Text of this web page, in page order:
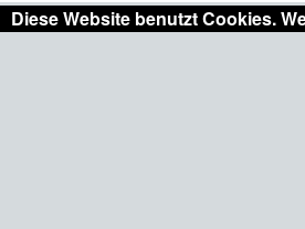
Diese Website benutzt Cookies.